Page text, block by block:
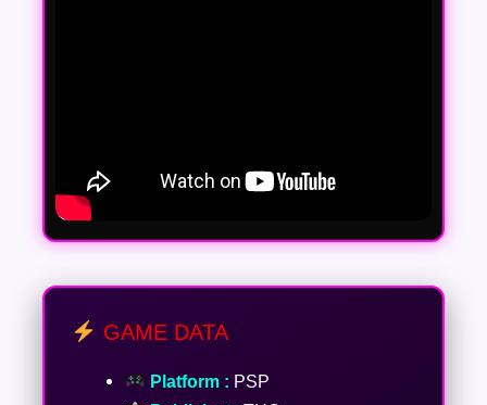
GAME DATA
Platform : PSP